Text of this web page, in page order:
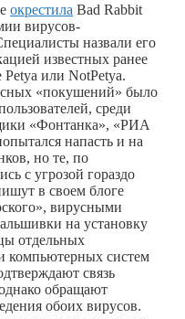
окрестила Bad Rabbit
вирусов-
назвали его
известных ранее
или NotPetya.
«покушений» было
среди
«Фонтанка», «РИА
напасть и на
но те, по
с угрозой гораздо
в своем блоге
вирусными
на установку
отдельных
компьютерных систем
связь
обращают
обоих вирусов.